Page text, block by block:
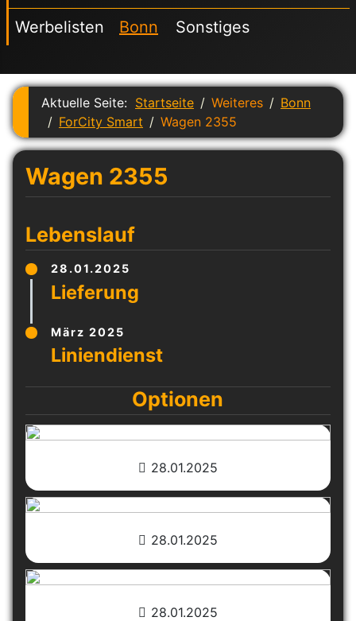
Werbelisten Bonn Sonstiges
Aktuelle Seite: Startseite Weiteres
Bonn
ForCity Smart
Wagen 2355
Wagen 2355
Lebenslauf
28.01.2025
März 2025
Optionen
28.01.2025
28.01.2025
28.01.2025